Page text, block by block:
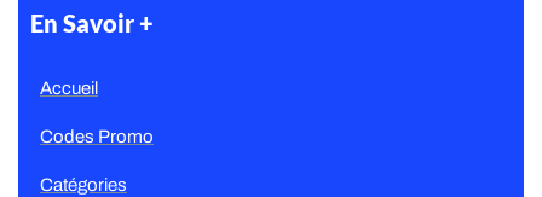
En Savoir +
Accueil
Codes Promo
Catégories